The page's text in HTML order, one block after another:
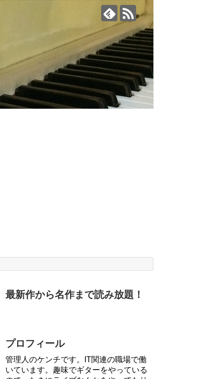
最新作から名作まで読み放題！
プロフィール
管理人のケンチです。IT関連の職場で働
いています。趣味でギターをやっている